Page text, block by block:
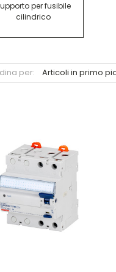
per fusibile
cilindrico
per: